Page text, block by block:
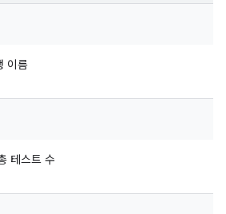
이름
테스트 수